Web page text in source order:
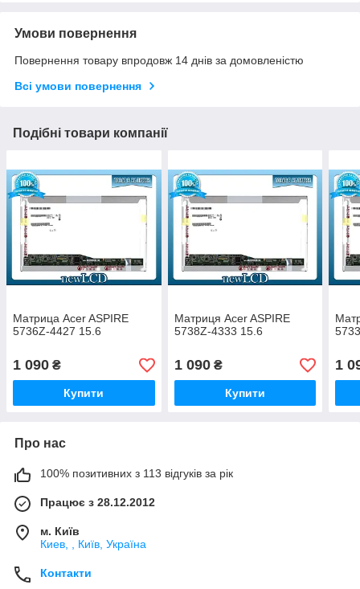
Умови повернення
Повернення товару впродовж 14 днів за домовленістю
Всі умови повернення
Подібні товари компанії
Матрица Acer ASPIRE
5736Z-4427 15.6
1 090 ₴
Купити
Матриця Acer ASPIRE
5738Z-4333 15.6
1 090₴
Купити
1
Про нас
100% позитивних з 113 відгуків за рік
Працює з 28.12.2012
м. Київ
Киев, , Київ, Україна
Контакти